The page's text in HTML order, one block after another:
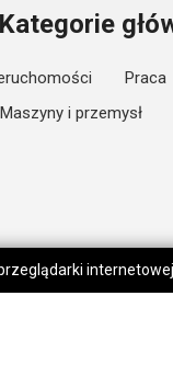
Kategorie
Praca
Maszyny i przemysł